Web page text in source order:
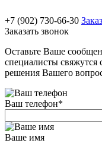
+7 (902) 730-66-30
Заказать звонок
Оставьте Ваше
специалисты
решения Вашего
Ваш телефон*
Ваше имя